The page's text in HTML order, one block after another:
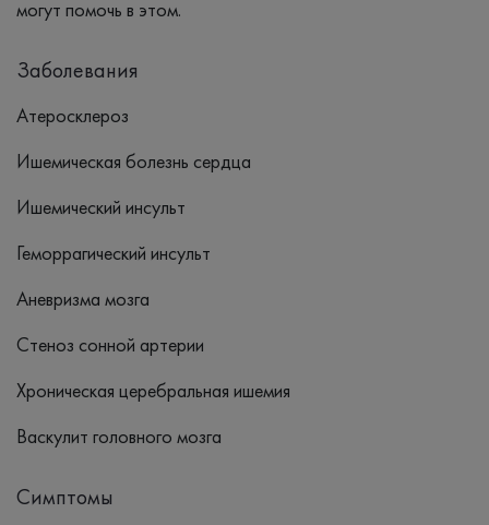
могут помочь в этом.
Заболевания
Атеросклероз
Ишемическая болезнь сердца
Ишемический инсульт
Геморрагический инсульт
Аневризма мозга
Стеноз сонной артерии
Хроническая церебральная ишемия
Васкулит головного мозга
Симптомы